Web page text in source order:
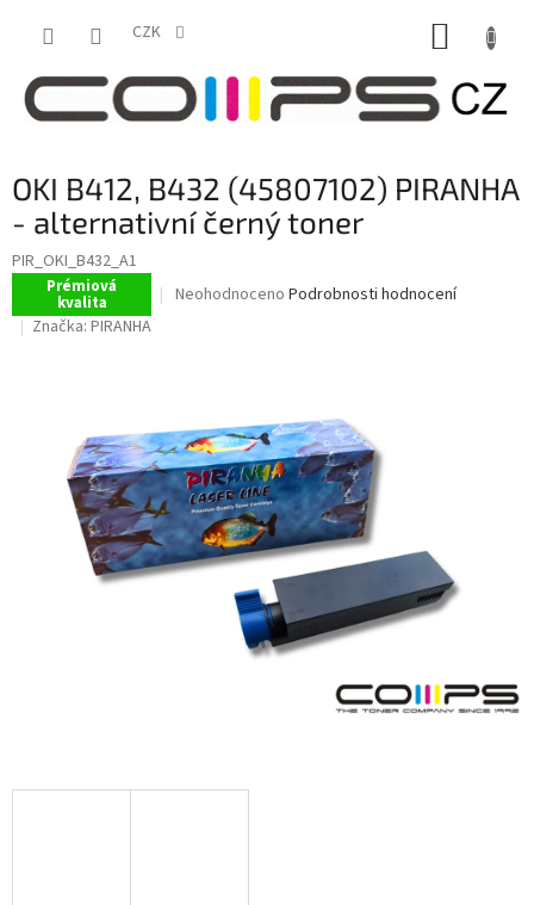
CZK
OKI B412, B432 (45807102) PIRANHA
- alternativní černý toner
PIR_OKI_B432_A1
Prémiová
kvalita
Průměrné
5
hvězdiček.
Neohodnoceno Podrobnosti hodnocení
Značka: PIRANHA